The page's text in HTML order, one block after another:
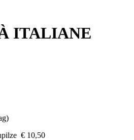
ITALIANE
€ 10,50